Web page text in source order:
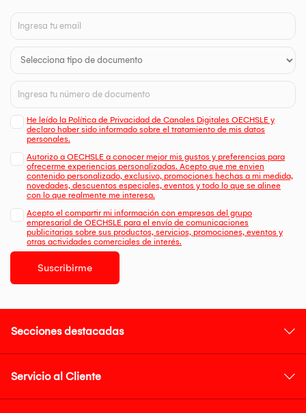
He leído la Política de Privacidad de Canales Digitales OECHSLE y
declaro haber sido informado sobre el tratamiento de mis datos
personales.
Autorizo a OECHSLE a conocer mejor mis gustos y preferencias para
ofrecerme experiencias personalizadas. Acepto que me envien
contenido personalizado, exclusivo, promociones hechas a mi medida,
novedades, descuentos especiales, eventos y todo lo que se alinee
con lo que realmente me interesa.
Acepto el compartir mi información con empresas del grupo
empresarial de OECHSLE para el envío de comunicaciones
publicitarias sobre sus productos, servicios, promociones, eventos y
otras actividades comerciales de interés.
Suscribirme
Secciones destacadas
Servicio al Cliente